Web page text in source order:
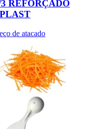
REFORÇADO
de atacado